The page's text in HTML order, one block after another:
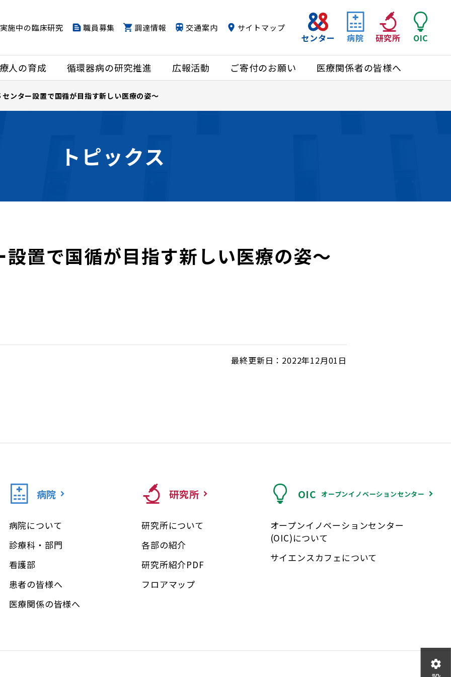
人の育成 循環器病の研究推進 広報活動 ご寄付のお願い 医療関係者の皆様へ
センター 病院 研究所 OIC
実施中の臨床研究 職員募集 調達情報 交通案内 サイトマップ
センター設置で国循が目指す新しい医療の姿～
トピックス
設置で国循が目指す新しい医療の姿～
最終更新日：2022年12月01日
病院
病院について
診療科・部門
看護部
患者の皆様へ
医療関係の皆様へ
研究所
研究所について
各部の紹介
研究所紹介PDF
フロアマップ
OIC オープンイノベーションセンター
オープンイノベーションセンター
(OIC)について
サイエンスカフェについて